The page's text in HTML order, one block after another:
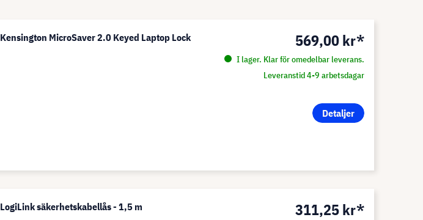
Kensington MicroSaver 2.0 Keyed Laptop Lock 569,00 kr*
I lager. Klar för omedelbar leverans.
Leveranstid 4-9 arbetsdagar
Detaljer
LogiLink säkerhetskabellås - 1,5 m 311,25 kr*